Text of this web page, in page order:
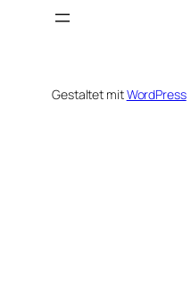
Gestaltet mitWordPress